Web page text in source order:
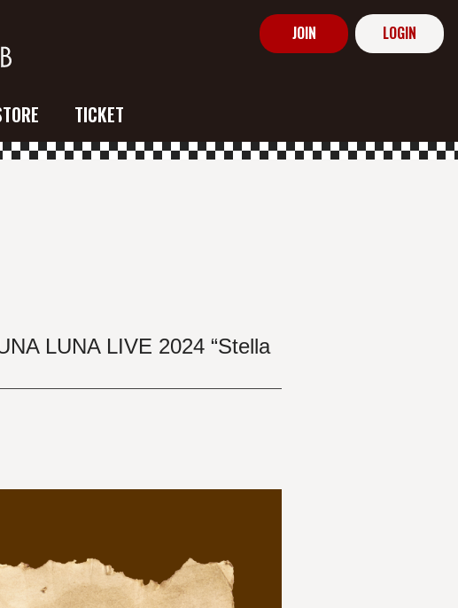
TICKET
JOIN LOGIN
LUNA LIVE 2024 “Stella